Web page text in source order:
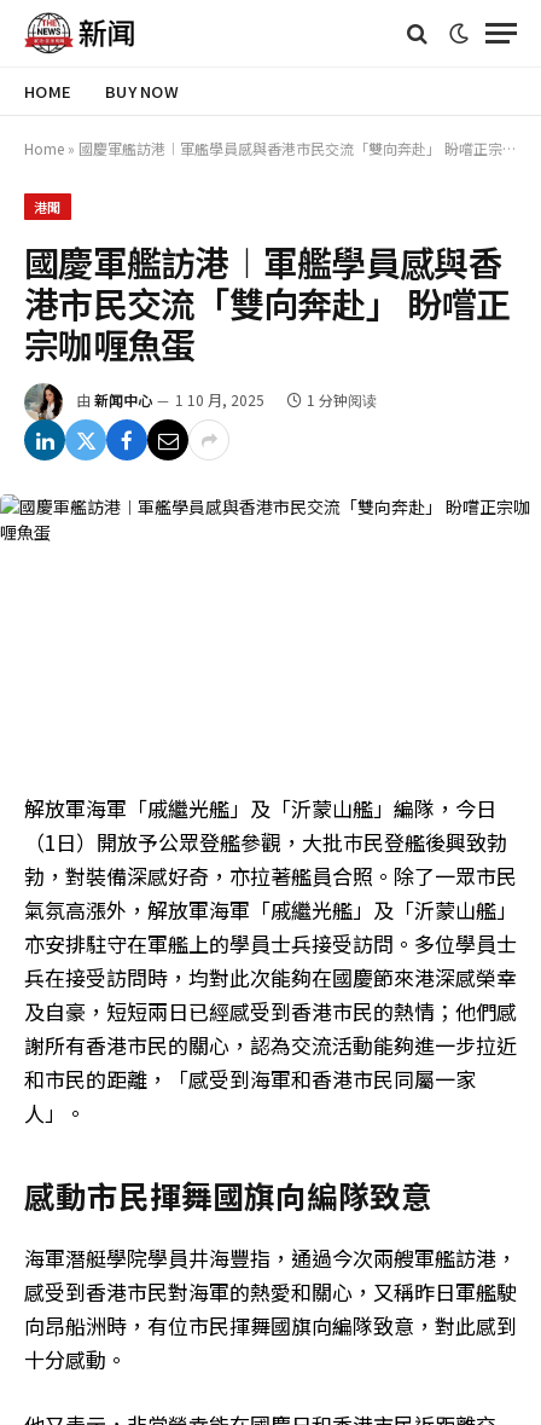
HOME BUY NOW
Home » 國慶軍艦訪港︱軍艦學員感與香港市民交流「雙向奔赴」 盼嚐正宗咖喱魚蛋
港聞
國慶軍艦訪港︱軍艦學員感與香
港市民交流「雙向奔赴」 盼嚐正
宗咖喱魚蛋
由 新闻中心 1 10 月, 2025 1 分钟阅读
解放軍海軍「戚繼光艦」及「沂蒙山艦」編隊，今日
（1日）開放予公眾登艦參觀，大批巿民登艦後興致勃
勃，對裝備深感好奇，亦拉著艦員合照。除了一眾市民
氣氛高漲外，解放軍海軍「戚繼光艦」及「沂蒙山艦」
亦安排駐守在軍艦上的學員士兵接受訪問。多位學員士
兵在接受訪問時，均對此次能夠在國慶節來港深感榮幸
及自豪，短短兩日已經感受到香港市民的熱情；他們感
謝所有香港市民的關心，認為交流活動能夠進一步拉近
和市民的距離，「感受到海軍和香港市民同屬一家
人」。
感動市民揮舞國旗向編隊致意
海軍潛艇學院學員井海豐指，通過今次兩艘軍艦訪港，
感受到香港市民對海軍的熱愛和關心，又稱昨日軍艦駛
向昂船洲時，有位市民揮舞國旗向編隊致意，對此感到
十分感動。